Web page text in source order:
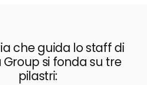
che guida lo staff di
Group si fonda su tre
pilastri: